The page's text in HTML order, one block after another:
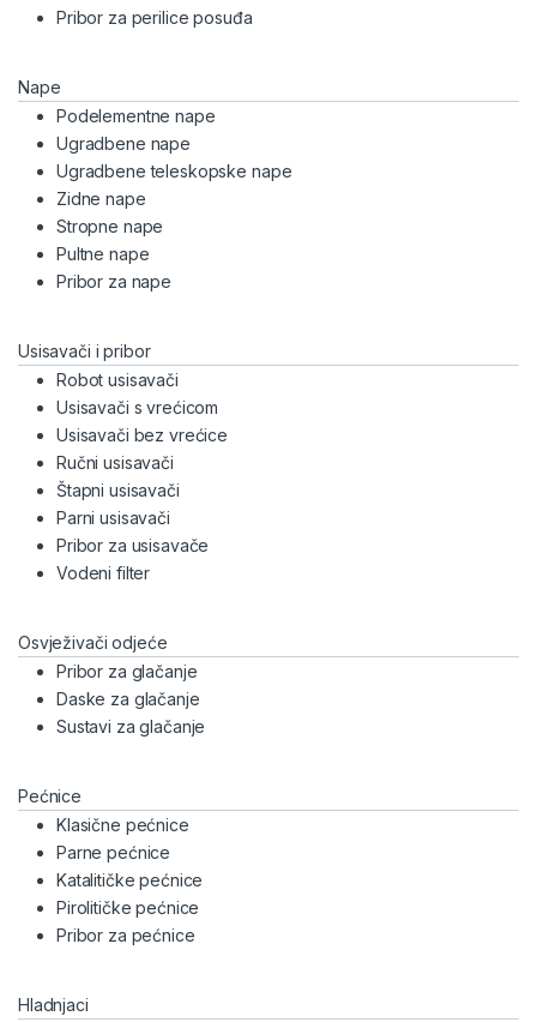
Pribor za perilice posuđa
Nape
Podelementne nape
Ugradbene nape
Ugradbene teleskopske nape
Zidne nape
Stropne nape
Pultne nape
Pribor za nape
Usisavači i pribor
Robot usisavači
Usisavači s vrećicom
Usisavači bez vrećice
Ručni usisavači
Štapni usisavači
Parni usisavači
Pribor za usisavače
Vodeni filter
Osvježivači odjeće
Pribor za glačanje
Daske za glačanje
Sustavi za glačanje
Pećnice
Klasične pećnice
Parne pećnice
Katalitičke pećnice
Pirolitičke pećnice
Pribor za pećnice
Hladnjaci